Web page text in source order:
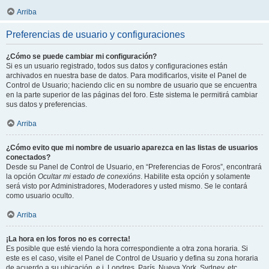
Arriba
Preferencias de usuario y configuraciones
¿Cómo se puede cambiar mi configuración?
Si es un usuario registrado, todos sus datos y configuraciones están
archivados en nuestra base de datos. Para modificarlos, visite el Panel de
Control de Usuario; haciendo clic en su nombre de usuario que se encuentra
en la parte superior de las páginas del foro. Este sistema le permitirá cambiar
sus datos y preferencias.
Arriba
¿Cómo evito que mi nombre de usuario aparezca en las listas de usuarios
conectados?
Desde su Panel de Control de Usuario, en “Preferencias de Foros”, encontrará
la opción Ocultar mi estado de conexións. Habilite esta opción y solamente
será visto por Administradores, Moderadores y usted mismo. Se le contará
como usuario oculto.
Arriba
¡La hora en los foros no es correcta!
Es posible que esté viendo la hora correspondiente a otra zona horaria. Si
este es el caso, visite el Panel de Control de Usuario y defina su zona horaria